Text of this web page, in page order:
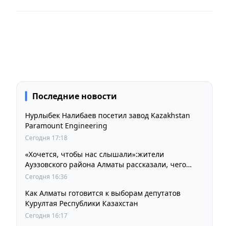
Последние новости
Нурлыбек Налибаев посетил завод Kazakhstan
Paramount Engineering
Сегодня 17:18
«Хочется, чтобы нас слышали»:жители
Ауэзовского района Алматы рассказали, чего
ждут от выборов депутатов Курултая
Сегодня 16:36
Как Алматы готовится к выборам депутатов
Курултая Республики Казахстан
Сегодня 16:17